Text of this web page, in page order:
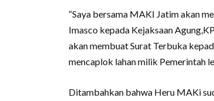
“Saya bersama MAKI Jatim akan
Imasco kepada Kejaksaan
akan membuat Surat Terbuka
mencaplok lahan milik Pemerintah
Ditambahkan bahwa Heru MAKi